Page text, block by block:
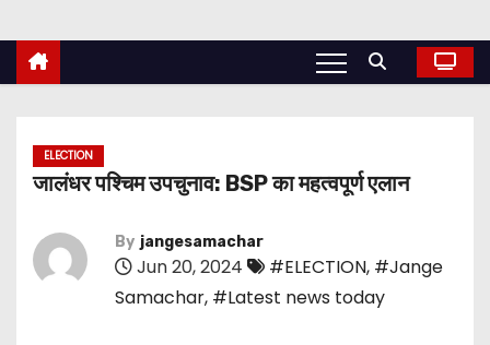
ELECTION
जालंधर पश्चिम उपचुनाव: BSP का महत्वपूर्ण एलान
By jangesamachar
Jun 20, 2024 #ELECTION, #Jange
Samachar, #Latest news today